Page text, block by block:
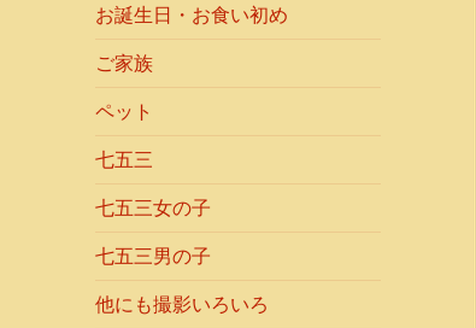
お誕生日・お食い初め
ご家族
ペット
七五三
七五三女の子
七五三男の子
他にも撮影いろいろ